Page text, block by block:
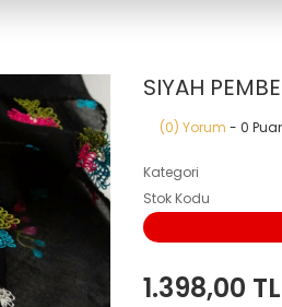
SIYAH
(0) Yorum - 0
Kategori
Stok Kodu
1.398,00 TL